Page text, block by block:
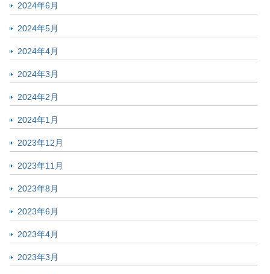
2024年6月
2024年5月
2024年4月
2024年3月
2024年2月
2024年1月
2023年12月
2023年11月
2023年8月
2023年6月
2023年4月
2023年3月